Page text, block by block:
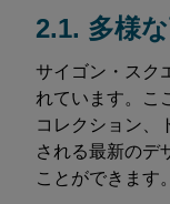
2.1. 多様
サイゴン・スク
れています。こ
コレクション、
される最新のデ
ことができます。